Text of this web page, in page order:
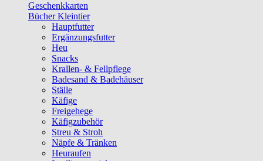
Geschenkkarten
Bücher Kleintier
Hauptfutter
Ergänzungsfutter
Heu
Snacks
Krallen- & Fellpflege
Badesand & Badehäuser
Ställe
Käfige
Freigehege
Käfigzubehör
Streu & Stroh
Näpfe & Tränken
Heuraufen